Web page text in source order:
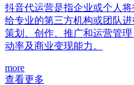
抖音代运营是指企业或个人
给专业的第三方机构或团队
策划、创作、推广和运营管
动率及商业变现能力。
more
查看更多